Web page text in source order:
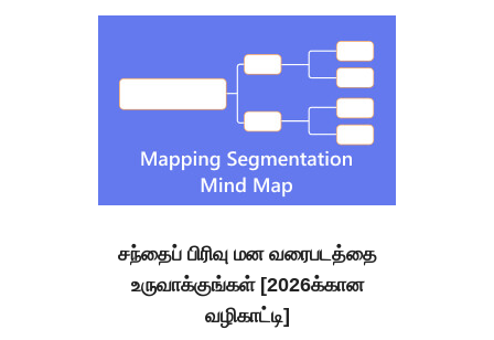
சந்தைப் பிரிவு மன வரைபடத்தை
உருவாக்குங்கள் [2026க்கான
வழிகாட்டி]